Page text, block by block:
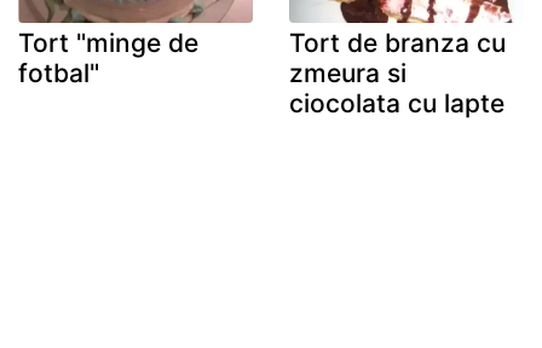
Tort "minge de
fotbal"
Tort de branza cu
zmeura si
ciocolata cu lapte